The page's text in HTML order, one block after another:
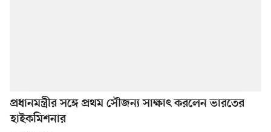
প্রধানমন্ত্রীর সঙ্গে প্রথম সৌজন্য সাক্ষাৎ করলেন ভারতের
হাইকমিশনার